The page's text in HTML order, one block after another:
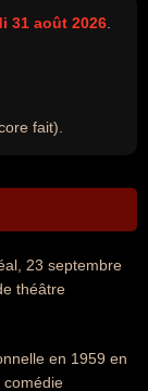
31 août 2026
fait).
23 septembre
théâtre
en 1959 en
comédie